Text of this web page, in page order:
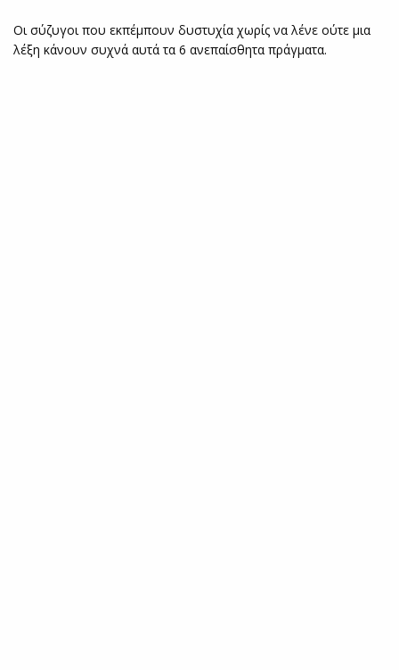
Οι σύζυγοι που εκπέμπουν δυστυχία χωρίς να λένε ούτε μια
λέξη κάνουν συχνά αυτά τα 6 ανεπαίσθητα πράγματα.